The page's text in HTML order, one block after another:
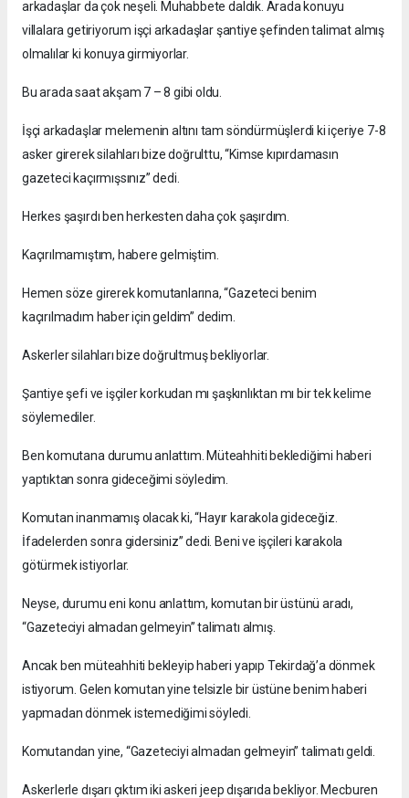
arkadaşlar da çok neşeli. Muhabbete daldık. Arada konuyu
villalara getiriyorum işçi arkadaşlar şantiye şefinden talimat almış
olmalılar ki konuya girmiyorlar.
Bu arada saat akşam 7 – 8 gibi oldu.
İşçi arkadaşlar melemenin altını tam söndürmüşlerdi ki içeriye 7-8
asker girerek silahları bize doğrulttu, “Kimse kıpırdamasın
gazeteci kaçırmışsınız” dedi.
Herkes şaşırdı ben herkesten daha çok şaşırdım.
Kaçırılmamıştım, habere gelmiştim.
Hemen söze girerek komutanlarına, “Gazeteci benim
kaçırılmadım haber için geldim” dedim.
Askerler silahları bize doğrultmuş bekliyorlar.
Şantiye şefi ve işçiler korkudan mı şaşkınlıktan mı bir tek kelime
söylemediler.
Ben komutana durumu anlattım. Müteahhiti beklediğimi haberi
yaptıktan sonra gideceğimi söyledim.
Komutan inanmamış olacak ki, “Hayır karakola gideceğiz.
İfadelerden sonra gidersiniz” dedi. Beni ve işçileri karakola
götürmek istiyorlar.
Neyse, durumu eni konu anlattım, komutan bir üstünü aradı,
“Gazeteciyi almadan gelmeyin” talimatı almış.
Ancak ben müteahhiti bekleyip haberi yapıp Tekirdağ’a dönmek
istiyorum. Gelen komutan yine telsizle bir üstüne benim haberi
yapmadan dönmek istemediğimi söyledi.
Komutandan yine, “Gazeteciyi almadan gelmeyin” talimatı geldi.
Askerlerle dışarı çıktım iki askeri jeep dışarıda bekliyor. Mecburen